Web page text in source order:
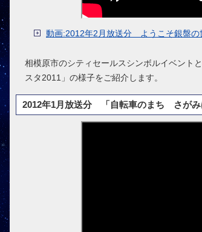
動画:2012年2月放送分 ようこそ銀盤
相模原市のシティセールスシンボルイベント
スタ2011」の様子をご紹介します。
2012年1月放送分 「自転車のまち さがみ